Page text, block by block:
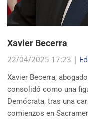
consolidó como una
Demócrata, tras una
sigue leyendo
buscar